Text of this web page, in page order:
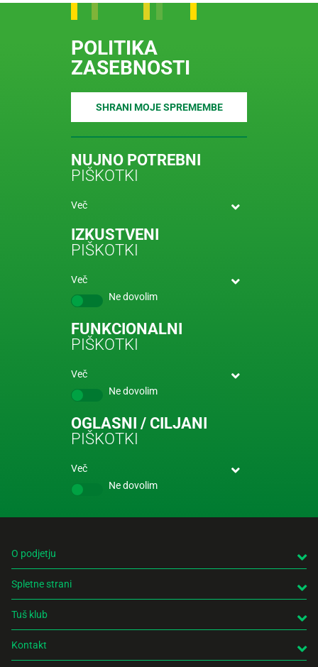
POLITIKA
ZASEBNOSTI
SHRANI MOJE SPREMEMBE
NUJNO POTREBNI
PIŠKOTKI
Več
IZKUSTVENI
PIŠKOTKI
Več
Ne dovolim
FUNKCIONALNI
PIŠKOTKI
Več
Ne dovolim
OGLASNI / CILJANI
PIŠKOTKI
Več
Ne dovolim
O podjetju
Spletne strani
Tuš klub
Kontakt